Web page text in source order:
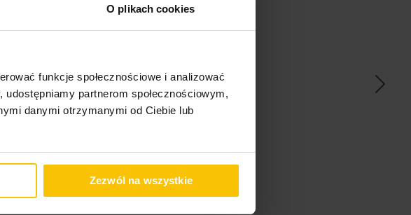
O plikach cookies
funkcje społecznościowe i analizować
partnerom społecznościowym,
danymi otrzymanymi od Ciebie lub
Zezwól na wszystkie
zakupem